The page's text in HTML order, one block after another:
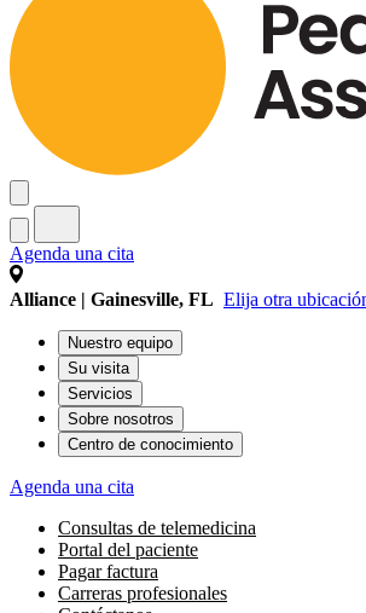
Agenda una cita
Alliance | Gainesville, FL Elija otra
Nuestro equipo
Su visita
Servicios
Sobre nosotros
Centro de conocimiento
Agenda una cita
Consultas de telemedicina
Portal del paciente
Pagar factura
Carreras profesionales